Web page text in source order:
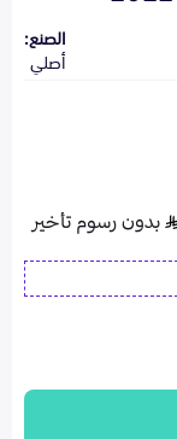
الصنع:
أصلي